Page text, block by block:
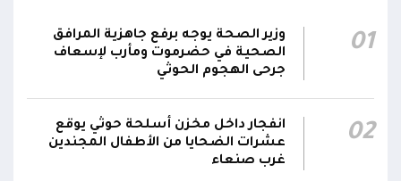
محور تعز: تجدد الاشتباكات في مختلف الجبهات..
والجيش يقصف مواقع حوثية ويتصدى للمسيرات
06:06
على أي جبهة أو محور يُعد اعتداءً على جميع
الجبهات والمحاور التابعة للقوات المسلحة،
بمختلف تشكيلاتها ووحداتها ومنتسبيها
01
وزير الصحة يوجه برفع جاهزية المرافق
الصحية في حضرموت ومأرب لإسعاف
جرحى الهجوم الحوثي
02
انفجار داخل مخزن أسلحة حوثي يوقع
عشرات الضحايا من الأطفال المجندين
غرب صنعاء